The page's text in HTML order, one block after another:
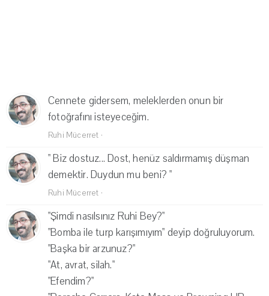
Cennete gidersem, meleklerden onun bir
fotoğrafını isteyeceğim.
Ruhi Mücerret ·
" Biz dostuz... Dost, henüz saldırmamış düşman
demektir. Duydun mu beni? "
Ruhi Mücerret ·
"Şimdi nasılsınız Ruhi Bey?"
"Bomba ile turp karışımıyım" deyip doğruluyorum.
"Başka bir arzunuz?"
"At, avrat, silah."
"Efendim?"